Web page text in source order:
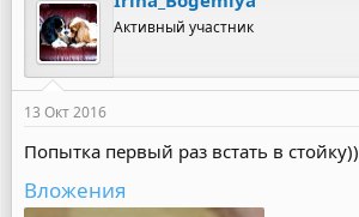
ц
и
и
:
Активный участник
13 Окт 2016
Попытка первый раз встать в стойку))
Вложения